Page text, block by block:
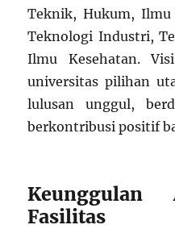
Teknik, Hukum,
Teknologi Industri,
Ilmu Kesehatan.
universitas pilihan
lulusan unggul,
berkontribusi positif
Keunggulan
Fasilitas